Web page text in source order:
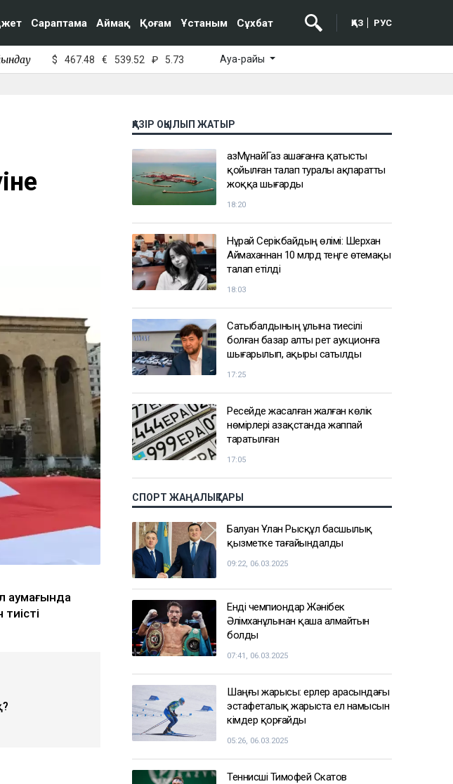
Сараптама Аймақ Қоғам Ұстаным Сұхбат ҚАЗ РУС
$ 467.48 € 539.52 ₽ 5.73 Ауа-райы
аумағында
ҚАЗІР ОҚЫЛЫП ЖАТЫР
ҚазМұнайГаз Қашағанға қатысты
қойылған талап туралы ақпаратты
жоққа шығарды
18:20
Нұрай Серікбайдың өлімі: Шерхан
Аймаханнан 10 млрд теңге өтемақы
талап етілді
18:03
Сатыбалдының ұлына тиесілі
болған базар алты рет аукционға
шығарылып, ақыры сатылды
17:25
Ресейде жасалған жалған көлік
нөмірлері Қазақстанда жаппай
таратылған
17:05
СПОРТ ЖАҢАЛЫҚТАРЫ
Балуан Ұлан Рысқұл басшылық
қызметке тағайындалды
09:22, 06.03.2025
Енді чемпиондар Жәнібек
Әлімханұлынан қаша алмайтын
болды
07:41, 06.03.2025
Шаңғы жарысы: ерлер арасындағы
эстафеталық жарыста ел намысын
кімдер қорғайды
05:26, 06.03.2025
Теннисші Тимофей Скатов